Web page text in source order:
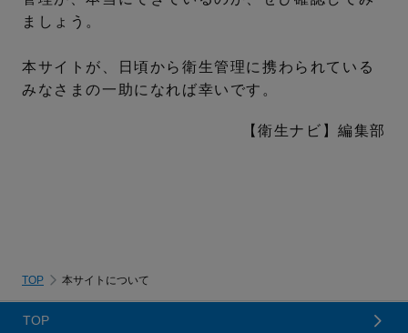
ましょう。
本サイトが、日頃から衛生管理に携わられている
みなさまの一助になれば幸いです。
【衛生ナビ】編集部
TOP 本サイトについて
TOP